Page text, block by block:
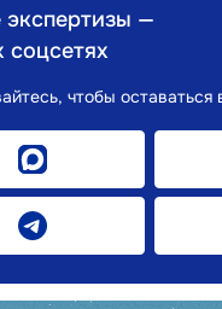
—
соцсетях
чтобы оставаться